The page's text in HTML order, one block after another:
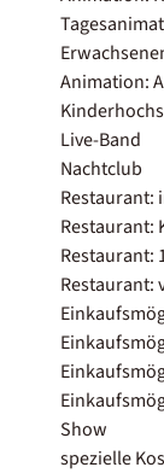
Animation:
Live-Band
Nachtclub
Restaurant:
Restaurant:
Restaurant:
Restaurant:
Show
spezielle